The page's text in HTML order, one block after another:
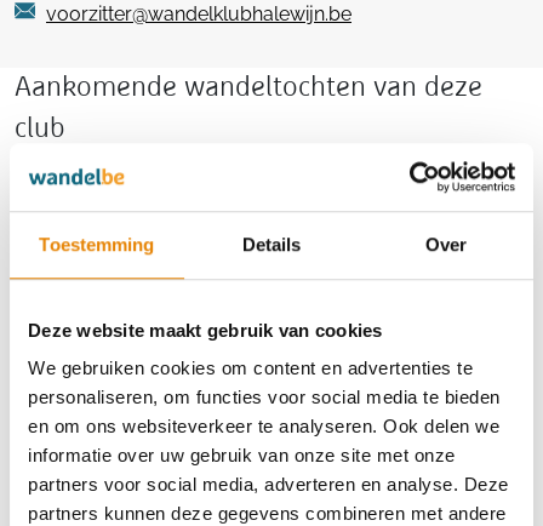
Toestemming Details Over
Deze website maakt gebruik van cookies
We gebruiken cookies om content en advertenties te
personaliseren, om functies voor social media te bieden
en om ons websiteverkeer te analyseren. Ook delen we
informatie over uw gebruik van onze site met onze
partners voor social media, adverteren en analyse. Deze
partners kunnen deze gegevens combineren met andere
voorzitter@wandelklubhalewijn.be
Aankomende wandeltochten van deze
club
4 km 6 km 8 km 10 km
Maandag 31 augustus 2026
Drieslinter (Linter), Vlaams-Brabant